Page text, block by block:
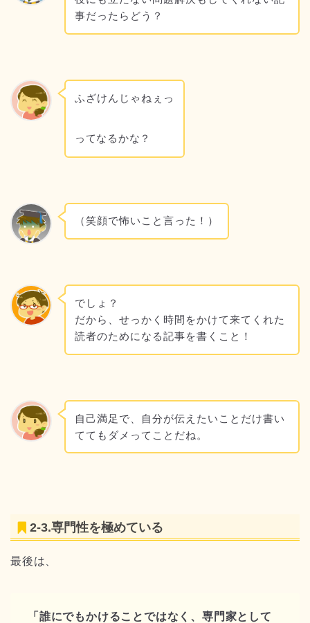
事だったらどう？
ふざけんじゃねぇっ
ってなるかな？
（笑顔で怖いこと言った！）
でしょ？
だから、せっかく時間をかけて来てくれた
読者のためになる記事を書くこと！
自己満足で、自分が伝えたいことだけ書い
ててもダメってことだね。
2-3.専門性を極めている
最後は、
「誰にでもかけることではなく、専門家として